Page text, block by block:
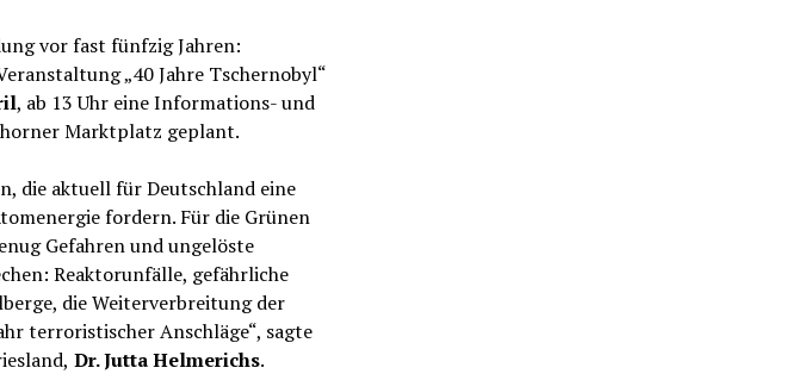
vor fast fünfzig Jahren:
„40 Jahre Tschernobyl“
, ab 13 Uhr eine Informations- und
Marktplatz geplant.
die aktuell für Deutschland eine
fordern. Für die Grünen
Gefahren und ungelöste
Reaktorunfälle, gefährliche
die Weiterverbreitung der
terroristischer Anschläge“, sagte
Dr. Jutta Helmerichs.